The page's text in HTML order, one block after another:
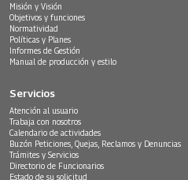
Misión y Visión
Objetivos y funciones
Normatividad
Políticas y Planes
Informes de Gestión
Manual de producción y estilo
Servicios
Atención al usuario
Trabaja con nosotros
Calendario de actividades
Buzón Peticiones, Quejas, Reclamos y Denuncias
Trámites y Servicios
Directorio de Funcionarios
Estado de su solicitud